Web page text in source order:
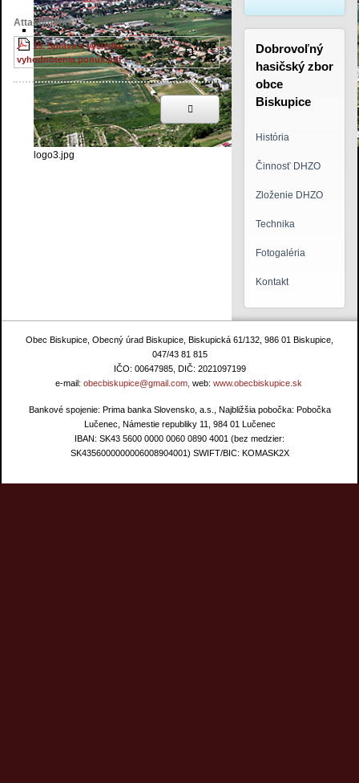
logo3.jpg
Attachments:
19. Správa o výsledku
vyhodnotenia ponúk.pdf
[ ]
632
kB
Dobrovoľný
hasičský zbor
obce
Biskupice
História
Činnosť DHZO
Zloženie DHZO
Technika
Fotogaléria
Kontakt
Obec Biskupice, Obecný úrad Biskupice, Biskupická 61/132, 986 01 Biskupice,
047/43 81 815
IČO: 00647985, DIČ: 2021097199
e-mail: obecbiskupice@gmail.com, web: www.obecbiskupice.sk
Bankové spojenie: Prima banka Slovensko, a.s., Najbližšia pobočka: Pobočka
Lučenec, Námestie republiky 11, 984 01 Lučenec
IBAN: SK43 5600 0000 0060 0890 4001 (bez medzier:
SK4356000000006008904001) SWIFT/BIC: KOMASK2X